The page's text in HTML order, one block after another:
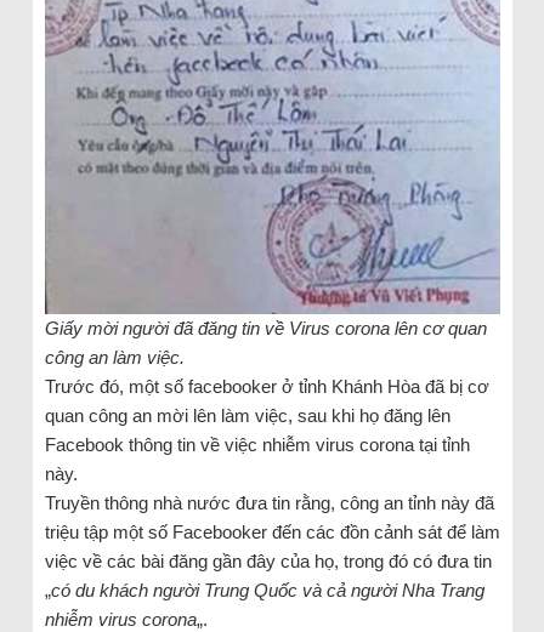
Giấy mời người đã đăng tin về Virus corona lên cơ quan
công an làm việc.
Trước đó, một số facebooker ở tỉnh Khánh Hòa đã bị cơ
quan công an mời lên làm việc, sau khi họ đăng lên
Facebook thông tin về việc nhiễm virus corona tại tỉnh
này.
Truyền thông nhà nước đưa tin rằng, công an tỉnh này đã
triệu tập một số Facebooker đến các đồn cảnh sát để làm
việc về các bài đăng gần đây của họ, trong đó có đưa tin
„có du khách người Trung Quốc và cả người Nha Trang
nhiễm virus corona„.